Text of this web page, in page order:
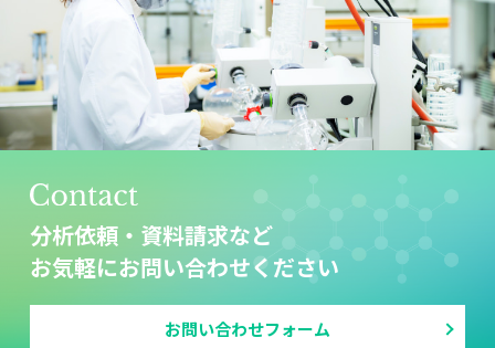
分析依頼・資料請求など
お気軽にお問い合わせください
お問い合わせフォーム